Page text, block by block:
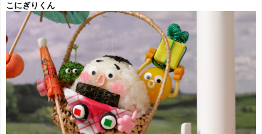
こにぎりくん